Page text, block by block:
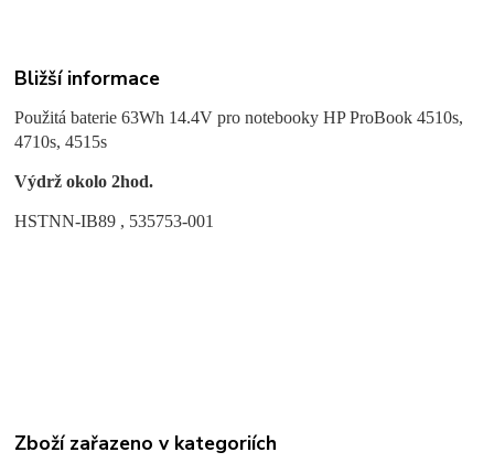
Bližší informace
Použitá baterie 63Wh 14.4V pro notebooky HP ProBook 4510s,
4710s, 4515s
Výdrž okolo 2hod.
HSTNN-IB89 , 535753-001
Zboží zařazeno v kategoriích